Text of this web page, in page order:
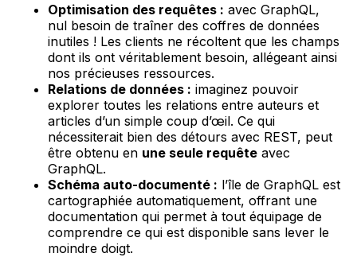
Optimisation des requêtes : avec GraphQL,
nul besoin de traîner des coffres de données
inutiles ! Les clients ne récoltent que les champs
dont ils ont véritablement besoin, allégeant ainsi
nos précieuses ressources.
Relations de données : imaginez pouvoir
explorer toutes les relations entre auteurs et
articles d’un simple coup d’œil. Ce qui
nécessiterait bien des détours avec REST, peut
être obtenu en une seule requête avec
GraphQL.
Schéma auto-documenté : l’île de GraphQL est
cartographiée automatiquement, offrant une
documentation qui permet à tout équipage de
comprendre ce qui est disponible sans lever le
moindre doigt.